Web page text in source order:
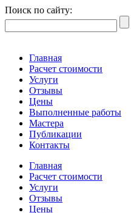
Поиск по сайту:
Главная
Расчет стоимости
Услуги
Отзывы
Цены
Выполненные работы
Мастера
Публикации
Контакты
Главная
Расчет стоимости
Услуги
Отзывы
Цены